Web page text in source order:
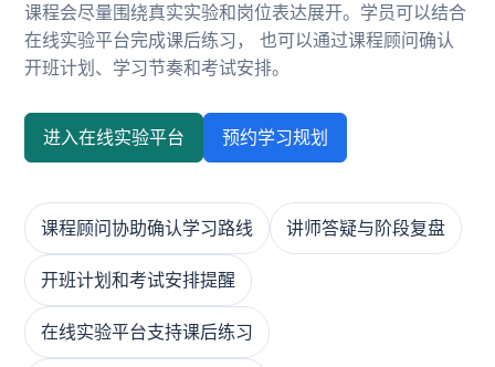
课程会尽量围绕真实实验和岗位表达展开。学员可以结合
在线实验平台完成课后练习， 也可以通过课程顾问确认
开班计划、学习节奏和考试安排。
进入在线实验平台 预约学习规划
课程顾问协助确认学习路线 讲师答疑与阶段复盘
开班计划和考试安排提醒
在线实验平台支持课后练习